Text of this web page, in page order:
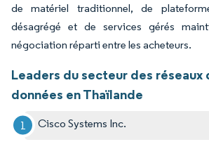
de matériel traditionnel, de
désagrégé et de services gérés
négociation réparti entre les acheteurs.
Leaders du secteur des réseaux
données en Thaïlande
Cisco Systems Inc.